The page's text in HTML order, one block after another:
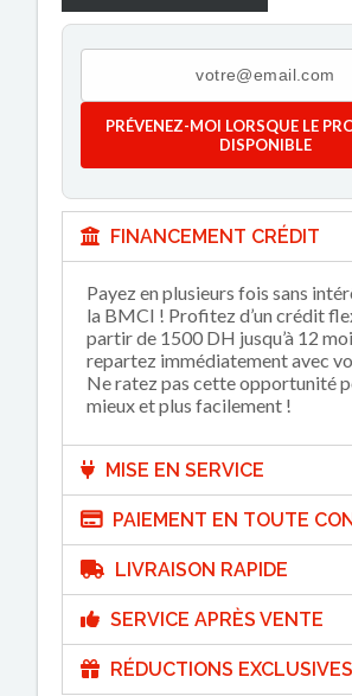
PRÉVENEZ-MOI LORSQUE LE
DISPONIBLE
FINANCEMENT CRÉDIT
Payez en plusieurs fois sans
la BMCI ! Profitez d’un crédit
partir de 1500 DH jusqu’à 12
repartez immédiatement avec
Ne ratez pas cette opportunité
mieux et plus facilement !
MISE EN SERVICE
PAIEMENT EN TOUTE
LIVRAISON RAPIDE
SERVICE APRÈS VENTE
RÉDUCTIONS